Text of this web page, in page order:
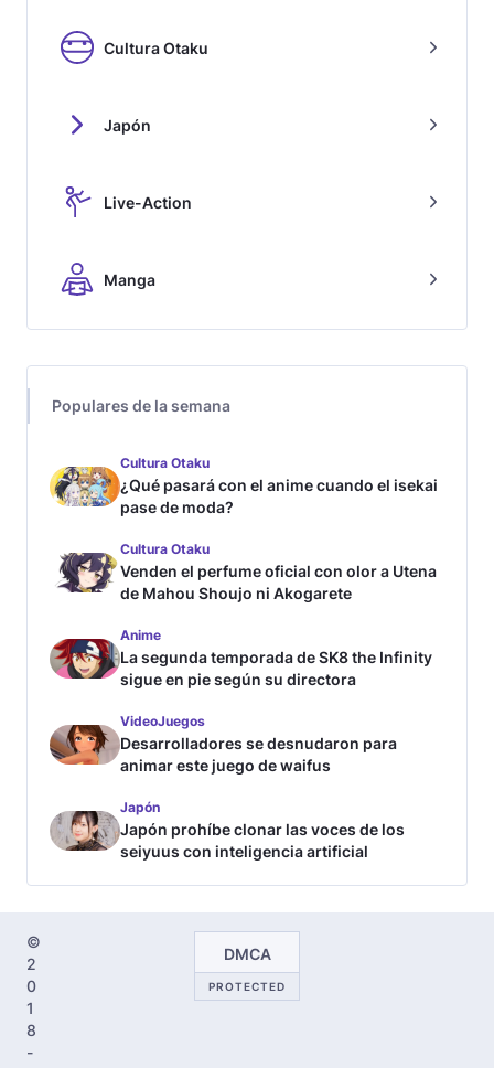
Cultura Otaku
Japón
Live-Action
Manga
Populares de la semana
Cultura Otaku
¿Qué pasará con el anime cuando el isekai
pase de moda?
Cultura Otaku
Venden el perfume oficial con olor a Utena
de Mahou Shoujo ni Akogarete
Anime
La segunda temporada de SK8 the Infinity
sigue en pie según su directora
VideoJuegos
Desarrolladores se desnudaron para
animar este juego de waifus
Japón
Japón prohíbe clonar las voces de los
seiyuus con inteligencia artificial
©
2
0
1
8
-
DMCA
PROTECTED